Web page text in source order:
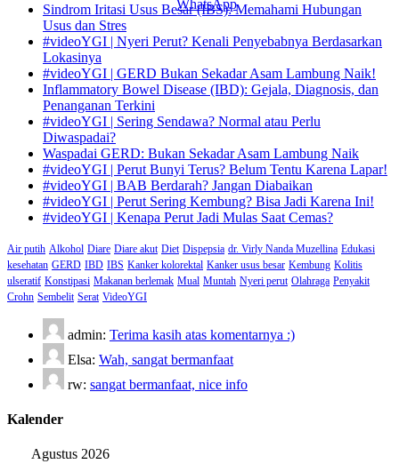
Sindrom Iritasi Usus Besar (IBS): Memahami Hubungan
Usus dan Stres
#videoYGI | Nyeri Perut? Kenali Penyebabnya Berdasarkan
Lokasinya
#videoYGI | GERD Bukan Sekadar Asam Lambung Naik!
Inflammatory Bowel Disease (IBD): Gejala, Diagnosis, dan
Penanganan Terkini
#videoYGI | Sering Sendawa? Normal atau Perlu
Diwaspadai?
Waspadai GERD: Bukan Sekadar Asam Lambung Naik
#videoYGI | Perut Bunyi Terus? Belum Tentu Karena Lapar!
#videoYGI | BAB Berdarah? Jangan Diabaikan
#videoYGI | Perut Sering Kembung? Bisa Jadi Karena Ini!
#videoYGI | Kenapa Perut Jadi Mulas Saat Cemas?
Air putih Alkohol Diare Diare akut Diet Dispepsia dr. Virly Nanda Muzellina Edukasi
kesehatan GERD IBD IBS Kanker kolorektal Kanker usus besar Kembung Kolitis
ulseratif Konstipasi Makanan berlemak Mual Muntah Nyeri perut Olahraga Penyakit
Crohn Sembelit Serat VideoYGI
admin: Terima kasih atas komentarnya :)
Elsa: Wah, sangat bermanfaat
rw: sangat bermanfaat, nice info
Kalender
Agustus 2026